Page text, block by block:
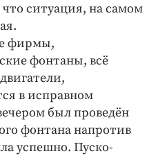
ситуация, на самом
фирмы,
фонтаны, всё
в исправном
был проведён
фонтана напротив
успешно. Пуско-